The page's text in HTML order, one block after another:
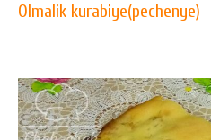
Olmalik kurabiye(pechenye)